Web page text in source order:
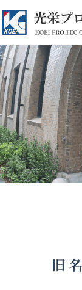
旧